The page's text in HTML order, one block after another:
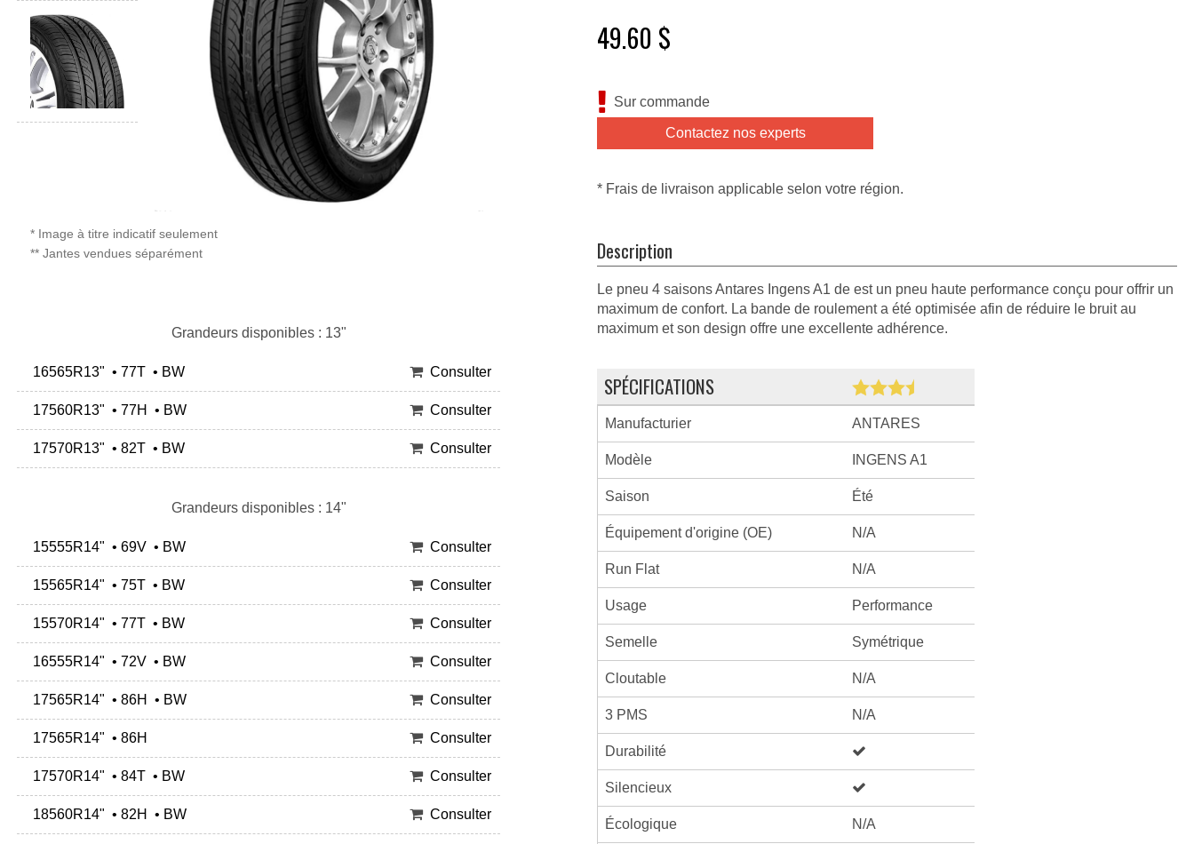
* Image à titre indicatif seulement
** Jantes vendues séparément
Grandeurs disponibles : 13"
16565R13" • 77T • BW Consulter
17560R13" • 77H • BW Consulter
17570R13" • 82T • BW Consulter
Grandeurs disponibles : 14"
15555R14" • 69V • BW Consulter
15565R14" • 75T • BW Consulter
15570R14" • 77T • BW Consulter
16555R14" • 72V • BW Consulter
17565R14" • 86H • BW Consulter
17565R14" • 86H Consulter
17570R14" • 84T • BW Consulter
18560R14" • 82H • BW Consulter
49.60 $
Sur commande
Contactez nos experts
* Frais de livraison applicable selon votre région.
Description
Le pneu 4 saisons Antares Ingens A1 de est un pneu haute performance conçu pour offrir un
maximum de confort. La bande de roulement a été optimisée afin de réduire le bruit au
maximum et son design offre une excellente adhérence.
SPÉCIFICATIONS
Manufacturier ANTARES
Modèle INGENS A1
Saison Été
Équipement d'origine (OE) N/A
Run Flat N/A
Usage Performance
Semelle Symétrique
Cloutable N/A
3 PMS N/A
Durabilité
Silencieux
Écologique N/A